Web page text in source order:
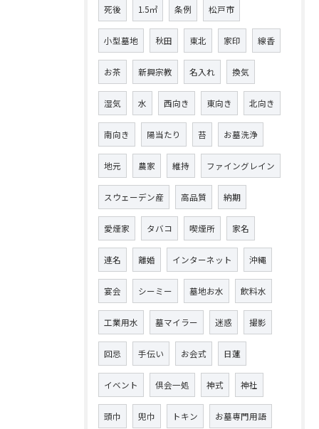
死後 1.5㎡ 条例 松戸市
小型墓地 秋田 東北 家印 線香
お茶 新興宗教 名入れ 換気
湿気 水 西向き 東向き 北向き
南向き 陽当たり 苔 お墓洗浄
地元 農家 維持 ファイングレイン
スウェーデン産 高品質 納期
愛煙家 タバコ 喫煙所 家名
連名 離婚 インターネット 沖縄
宴会 シーミー 墓地お水 飲料水
工業用水 墓マイラー 迷惑 撮影
回忌 手伝い お会式 日蓮
イベント 倶会一処 神式 神社
頭巾 兜巾 トキン お墓専門用語